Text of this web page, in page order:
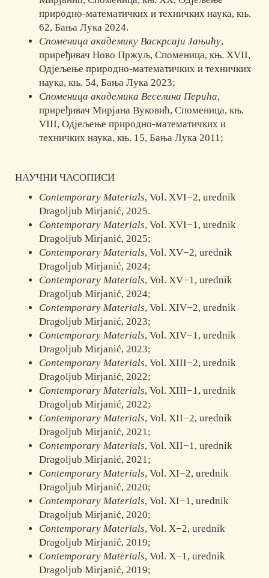
природно-математичких и техничких наука, књ.
62, Бања Лука 2024.
Споменица академику Васкрсији Јањићу,
приређивач Ново Пржуљ, Споменица, књ. XVII,
Одјељење природно-математичких и техничких
наука, књ. 54, Бања Лука 2023;
Споменица академика Веселина Перића,
приређивач Мирјана Вуко­вић, Спо­ме­ница, књ.
VIII, Одјељење природно-математичких и
техни­чких наука, књ. 15, Бања Лука 2011;
НАУЧНИ ЧАСОПИСИ
Contemporary Materials, Vol. XVI−2, urednik
Dragoljub Mirjanić, 2025.
Contemporary Materials, Vol. XVI−1, urednik
Dragoljub Mirjanić, 2025;
Contemporary Materials, Vol. XV−2, urednik
Dragoljub Mirjanić, 2024;
Contemporary Materials, Vol. XV−1, urednik
Dragoljub Mirjanić, 2024;
Contemporary Materials, Vol. XIV−2, urednik
Dragoljub Mirjanić, 2023;
Contemporary Materials, Vol. XIV−1, urednik
Dragoljub Mirjanić, 2023;
Contemporary Materials, Vol. XIII−2, urednik
Dragoljub Mirjanić, 2022;
Contemporary Materials, Vol. XIII−1, urednik
Dragoljub Mirjanić, 2022;
Contemporary Materials, Vol. XII−2, urednik
Dragoljub Mirjanić, 2021;
Contemporary Materials, Vol. XII−1, urednik
Dragoljub Mirjanić, 2021;
Contemporary Materials, Vol. XI−2, urednik
Dragoljub Mirjanić, 2020;
Contemporary Materials, Vol. XI−1, urednik
Dragoljub Mirjanić, 2020;
Contemporary Materials, Vol. X−2, urednik
Dragoljub Mirjanić, 2019;
Contemporary Materials, Vol. X−1, urednik
Dragoljub Mirjanić, 2019;